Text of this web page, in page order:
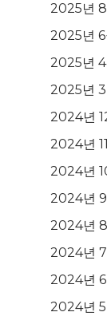
2025년
2025년 6
2025년 4
2025년 3
2024년
2024년
2024년
2024년
2024년
2024년
2024년 6
2024년 5